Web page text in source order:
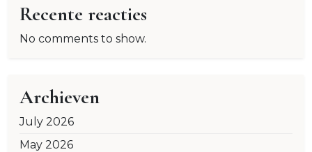
Recente reacties
No comments to show.
Archieven
July 2026
May 2026